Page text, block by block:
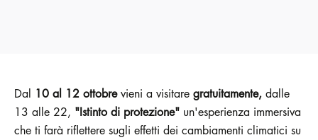
Dal 10 al 12 ottobrevieni a visitare gratuitamente, dalle
13 alle 22, "Istinto di protezione" un'esperienza immersiva
che ti farà riflettere sugli effetti dei cambiamenti climatici su